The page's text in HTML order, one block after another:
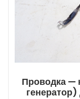
Проводка —